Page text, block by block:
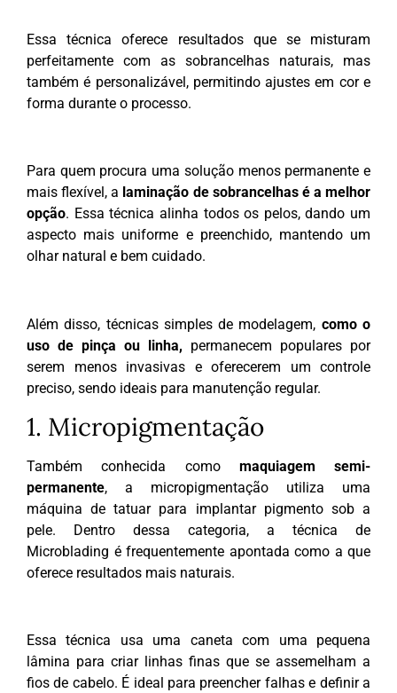
Essa técnica oferece resultados que se misturam
perfeitamente com as sobrancelhas naturais, mas
também é personalizável, permitindo ajustes em cor e
forma durante o processo.
Para quem procura uma solução menos permanente e
mais flexível, a laminação de sobrancelhas é a melhor
opção. Essa técnica alinha todos os pelos, dando um
aspecto mais uniforme e preenchido, mantendo um
olhar natural e bem cuidado.
Além disso, técnicas simples de modelagem, como o
uso de pinça ou linha, permanecem populares por
serem menos invasivas e oferecerem um controle
preciso, sendo ideais para manutenção regular.
1. Micropigmentação
Também conhecida comomaquiagem semi-
permanente, a micropigmentação utiliza uma
máquina de tatuar para implantar pigmento sob a
pele. Dentro dessa categoria, a técnica de
Microblading é frequentemente apontada como a que
oferece resultados mais naturais.
Essa técnica usa uma caneta com uma pequena
lâmina para criar linhas finas que se assemelham a
fios de cabelo. É ideal para preencher falhas e definir a